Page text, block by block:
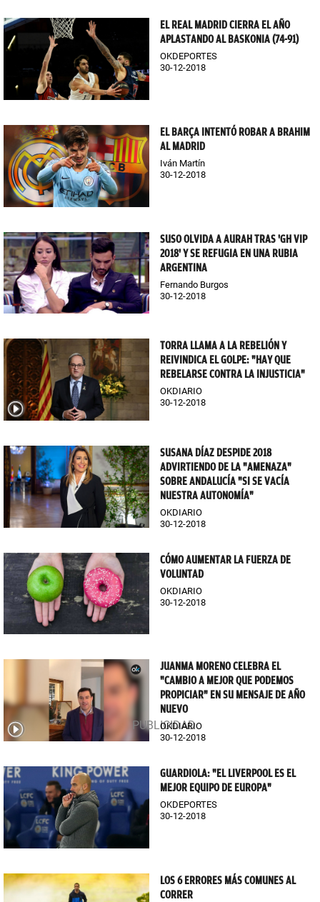
EL REAL MADRID CIERRA EL AÑO
APLASTANDO AL BASKONIA (74-91)
OKDEPORTES
30-12-2018
EL BARÇA INTENTÓ ROBAR A BRAHIM
AL MADRID
Iván Martín
30-12-2018
SUSO OLVIDA A AURAH TRAS 'GH VIP
2018' Y SE REFUGIA EN UNA RUBIA
ARGENTINA
Fernando Burgos
30-12-2018
TORRA LLAMA A LA REBELIÓN Y
REIVINDICA EL GOLPE: "HAY QUE
REBELARSE CONTRA LA INJUSTICIA"
OKDIARIO
30-12-2018
SUSANA DÍAZ DESPIDE 2018
ADVIRTIENDO DE LA "AMENAZA"
SOBRE ANDALUCÍA "SI SE VACÍA
NUESTRA AUTONOMÍA"
OKDIARIO
30-12-2018
CÓMO AUMENTAR LA FUERZA DE
VOLUNTAD
OKDIARIO
30-12-2018
JUANMA MORENO CELEBRA EL
"CAMBIO A MEJOR QUE PODEMOS
PROPICIAR" EN SU MENSAJE DE AÑO
NUEVO
OKDIARIO
30-12-2018
GUARDIOLA: "EL LIVERPOOL ES EL
MEJOR EQUIPO DE EUROPA"
OKDEPORTES
30-12-2018
LOS 6 ERRORES MÁS COMUNES AL
CORRER